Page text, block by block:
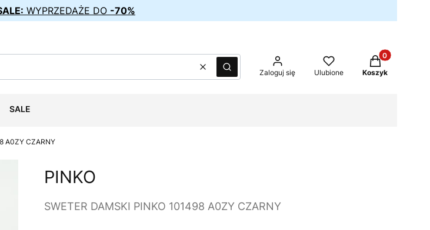
WYPRZEDAŻE DO -70%
WyczyśćSzukaj Zaloguj się Ulubione
Produkty w
Koszyk
SALE
A0ZY CZARNY
PINKO
SWETER DAMSKI PINKO 101498 A0ZY CZARNY